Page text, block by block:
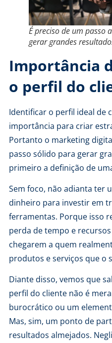
É preciso de um passo
gerar grandes
Importância
o perfil do
Identificar o perfil ideal de
importância para criar
Portanto o marketing
passo sólido para gerar
primeiro a definição de
Sem foco, não adianta ter
dinheiro para investir em
ferramentas. Porque isso
perda de tempo e
chegarem a quem
produtos e serviços que o
Diante disso, vemos que
perfil do cliente não é
burocrático ou um
Mas, sim, um ponto de
resultados almejados.